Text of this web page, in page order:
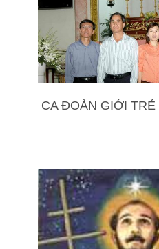
CA ĐOÀN GIỚI TRẺ